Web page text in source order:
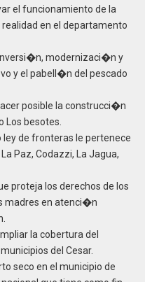
el funcionamiento de la
en el departamento
modernizaci�n y
y el pabell�n del pescado
posible la construcci�n
Los besotes.
de fronteras le pertenece
Paz, Codazzi, La Jagua,
proteja los derechos de los
madres en atenci�n
la cobertura del
del Cesar.
seco en el municipio de